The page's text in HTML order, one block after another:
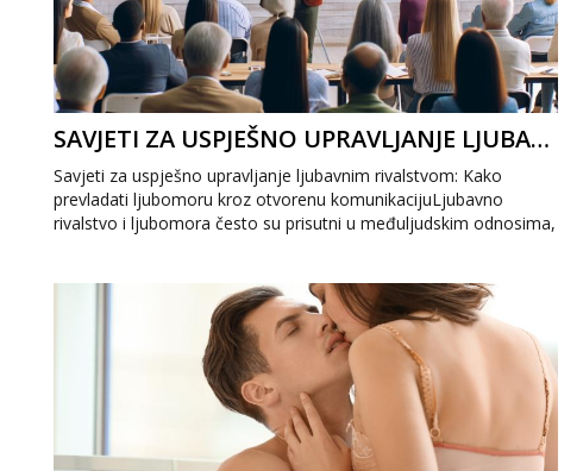
SAVJETI ZA USPJEŠNO UPRAVLJANJE LJUBAVNIM RIVALSTVOM: KAKO PREVLADATI LJUBOMORU
Savjeti za uspješno upravljanje ljubavnim rivalstvom: Kako
prevladati ljubomoru kroz otvorenu komunikacijuLjubavno
rivalstvo i ljubomora često su prisutni u međuljudskim odnosima,